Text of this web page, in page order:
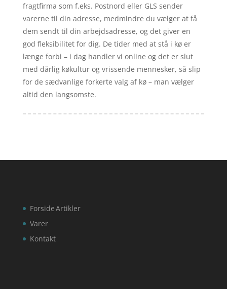
fragtfirma som f.eks. Postnord eller GLS sender
varerne til din adresse, medmindre du vælger at få
dem sendt til din arbejdsadresse, og det giver en
god fleksibilitet for dig. De tider med at stå i kø er
længe forbi – i dag handler vi online og det er slut
med dårlig køkultur og vrissende mennesker, så slip
for de sædvanlige forkerte valg af kø – man vælger
altid den langsomste.
Forside
Varer
Kontakt
Artikler